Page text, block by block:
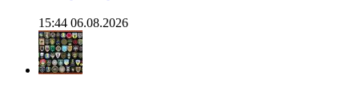
15:44 06.08.2026